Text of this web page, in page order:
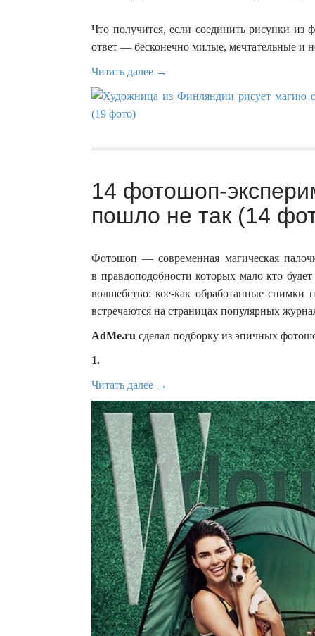
Что получится, если соединить рисунки
ответ — бесконечно милые, мечтательные и
Читать далее →
14 фотошоп-
пошло не так (14
Фотошоп — современная магическая
в правдоподобности которых мало кто
волшебство: кое-как обработанные снимки
встречаются на страницах популярных
AdMe.ru сделал подборку из эпичных
1.
Читать далее →